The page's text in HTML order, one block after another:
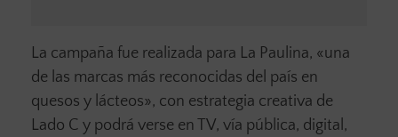
La campaña fue realizada para La Paulina, «una
de las marcas más reconocidas del país en
quesos y lácteos», con estrategia creativa de
Lado C y podrá verse en TV, vía pública, digital,